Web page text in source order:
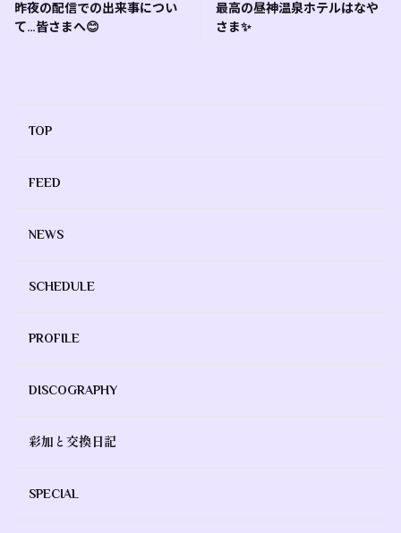
昨夜の配信での出来事につい
て…皆さまへ😊
最高の昼神温泉ホテルはなや
さま✨
TOP
FEED
NEWS
SCHEDULE
PROFILE
DISCOGRAPHY
彩加と交換日記
SPECIAL